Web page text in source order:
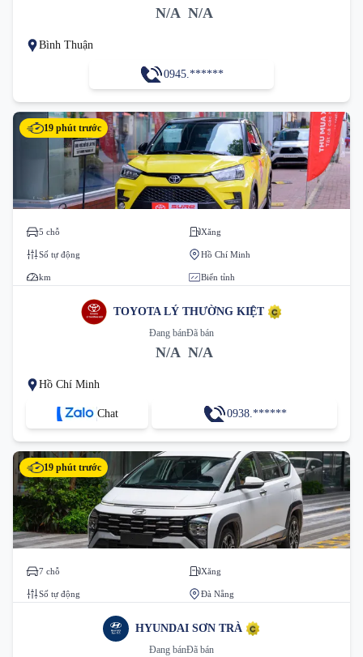
N/A N/A
Bình Thuận
0945.******
19 phút trước
5 chỗ Xăng
Số tự động Hồ Chí Minh
km Biển tỉnh
TOYOTA LÝ THƯỜNG KIỆT
Đang bán
N/A
Đã bán
N/A
Hồ Chí Minh
Chat 0938.******
19 phút trước
7 chỗ Xăng
Số tự động Đà Nẵng
HYUNDAI SƠN TRÀ
Đang bánĐã bán